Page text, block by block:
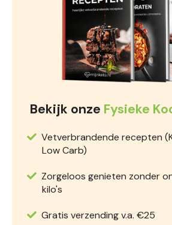
Bekijk onze Fysieke
Vetverbrandende recepten
Low Carb)
Zorgeloos genieten zonder
kilo's
Gratis verzending v.a. €25